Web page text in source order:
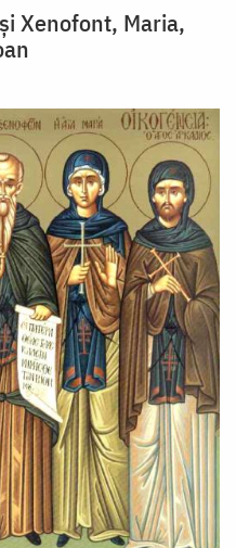
Xenofont, Maria,